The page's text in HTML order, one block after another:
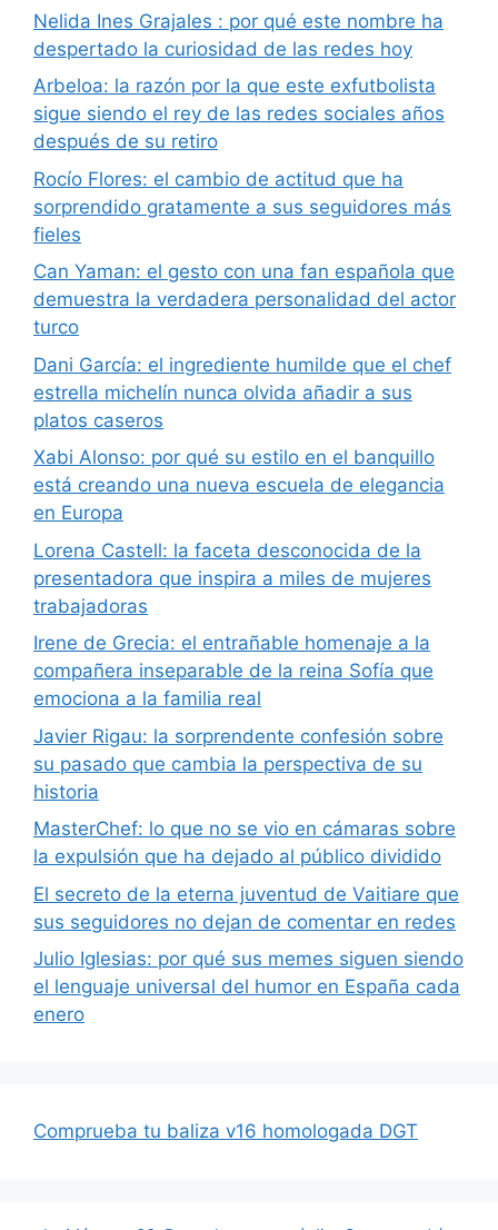
Nelida Ines Grajales : por qué este nombre ha
despertado la curiosidad de las redes hoy
Arbeloa: la razón por la que este exfutbolista
sigue siendo el rey de las redes sociales años
después de su retiro
Rocío Flores: el cambio de actitud que ha
sorprendido gratamente a sus seguidores más
fieles
Can Yaman: el gesto con una fan española que
demuestra la verdadera personalidad del actor
turco
Dani García: el ingrediente humilde que el chef
estrella michelín nunca olvida añadir a sus
platos caseros
Xabi Alonso: por qué su estilo en el banquillo
está creando una nueva escuela de elegancia
en Europa
Lorena Castell: la faceta desconocida de la
presentadora que inspira a miles de mujeres
trabajadoras
Irene de Grecia: el entrañable homenaje a la
compañera inseparable de la reina Sofía que
emociona a la familia real
Javier Rigau: la sorprendente confesión sobre
su pasado que cambia la perspectiva de su
historia
MasterChef: lo que no se vio en cámaras sobre
la expulsión que ha dejado al público dividido
El secreto de la eterna juventud de Vaitiare que
sus seguidores no dejan de comentar en redes
Julio Iglesias: por qué sus memes siguen siendo
el lenguaje universal del humor en España cada
enero
Comprueba tu baliza v16 homologada DGT